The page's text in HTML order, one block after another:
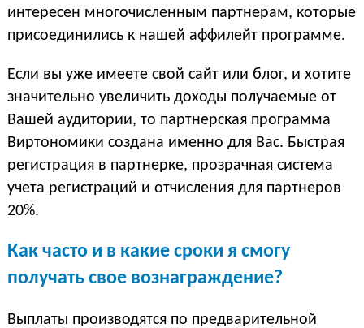
интересен многочисленным партнерам, которые
присоединились к нашей аффилейт программе.
Если вы уже имеете свой сайт или блог, и хотите
значительно увеличить доходы получаемые от
Вашей аудитории, то партнерская программа
Виртономики создана именно для Вас. Быстрая
регистрация в партнерке, прозрачная система
учета регистраций и отчисления для партнеров
20%.
Как часто и в какие сроки я смогу
получать свое вознаграждение?
Выплаты производятся по предварительной